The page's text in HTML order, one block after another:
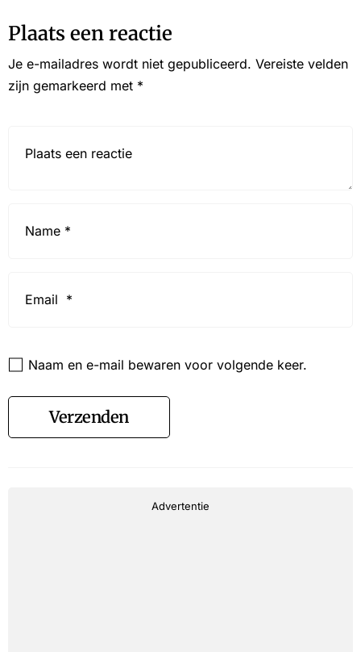
Plaats een reactie
Je e-mailadres wordt niet gepubliceerd. Vereiste velden
zijn gemarkeerd met *
Naam en e-mail bewaren voor volgende keer.
Verzenden
Advertentie